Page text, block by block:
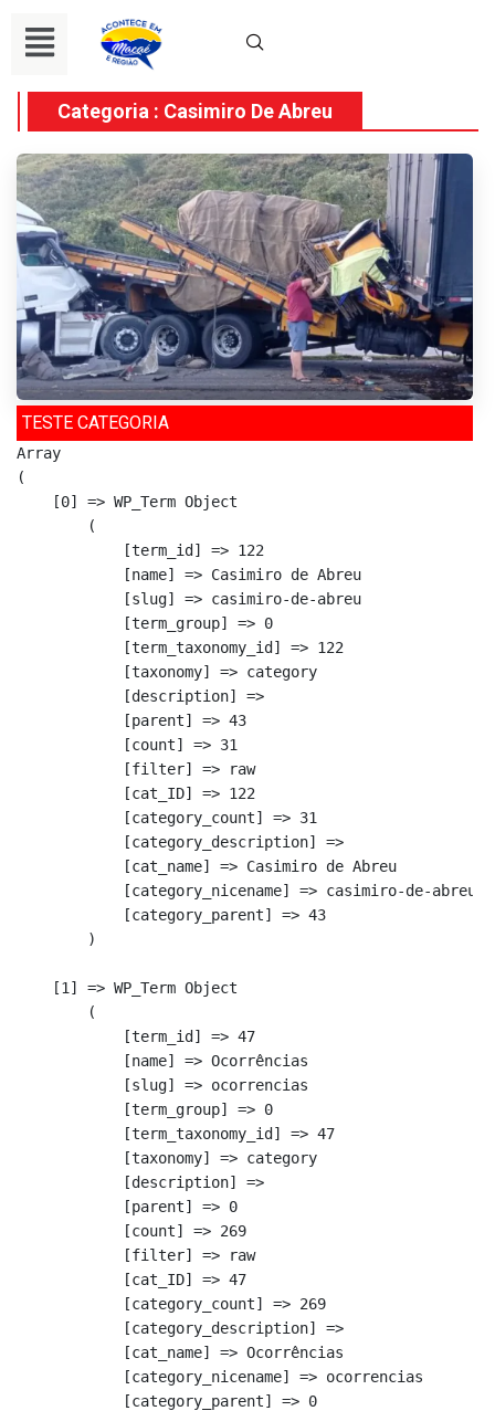
Categoria : Casimiro De Abreu
TESTE CATEGORIA
Array
(
    [0] => WP_Term Object
        (
            [term_id] => 122
            [name] => Casimiro de Abreu
            [slug] => casimiro-de-abreu
            [term_group] => 0
            [term_taxonomy_id] => 122
            [taxonomy] => category
            [description] =>
            [parent] => 43
            [count] => 31
            [filter] => raw
            [cat_ID] => 122
            [category_count] => 31
            [category_description] =>
            [cat_name] => Casimiro de Abreu
            [category_nicename] => casimiro-de-abreu
            [category_parent] => 43
        )
    [1] => WP_Term Object
        (
            [term_id] => 47
            [name] => Ocorrências
            [slug] => ocorrencias
            [term_group] => 0
            [term_taxonomy_id] => 47
            [taxonomy] => category
            [description] =>
            [parent] => 0
            [count] => 269
            [filter] => raw
            [cat_ID] => 47
            [category_count] => 269
            [category_description] =>
            [cat_name] => Ocorrências
            [category_nicename] => ocorrencias
            [category_parent] => 0